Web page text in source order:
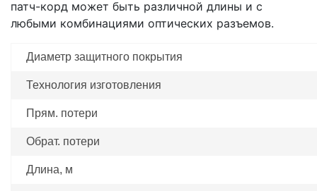
патч-корд может быть различной длины и с
любыми комбинациями оптических разъемов.
Диаметр защитного покрытия
Технология изготовления
Прям. потери
Обрат. потери
Длина, м